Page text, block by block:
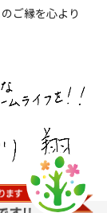
ご縁を心より